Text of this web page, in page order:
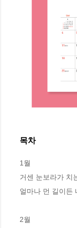
목차
1월
거센 눈보라가 치
얼마나 먼 길이든
2월